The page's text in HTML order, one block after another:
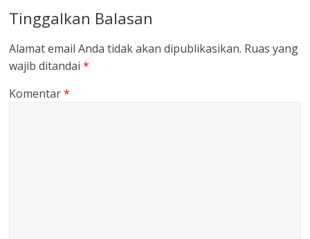
Tinggalkan Balasan
Alamat email Anda tidak akan dipublikasikan. Ruas yang
wajib ditandai*
Komentar*